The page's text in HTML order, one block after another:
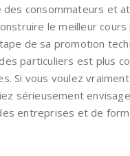
des consommateurs et
le meilleur
de sa promotion
particuliers est plus
Si vous voulez
sérieusement
entreprises et de